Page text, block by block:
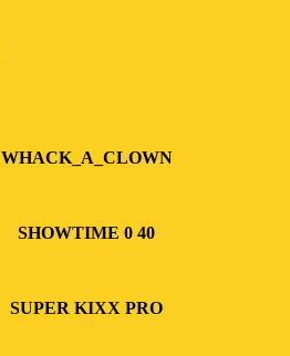
WHACK_A_CLOWN
SHOWTIME 0 40
SUPER KIXX PRO